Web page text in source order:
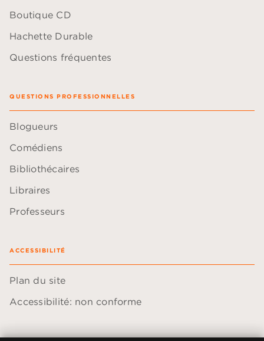
Boutique CD
Hachette Durable
Questions fréquentes
QUESTIONS PROFESSIONNELLES
Blogueurs
Comédiens
Bibliothécaires
Libraires
Professeurs
ACCESSIBILITÉ
Plan du site
Accessibilité: non conforme